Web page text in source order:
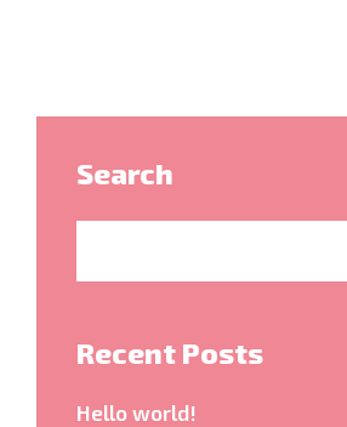
Search
Recent Posts
Hello world!